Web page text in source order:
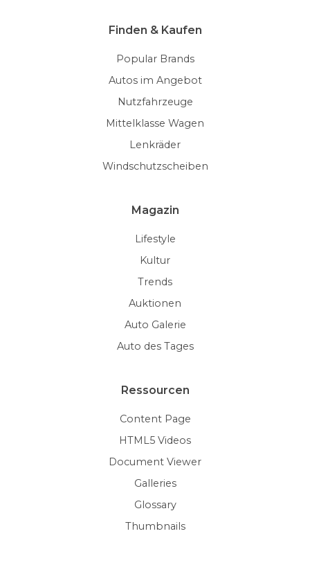
Finden & Kaufen
Popular Brands
Autos im Angebot
Nutzfahrzeuge
Mittelklasse Wagen
Lenkräder
Windschutzscheiben
Magazin
Lifestyle
Kultur
Trends
Auktionen
Auto Galerie
Auto des Tages
Ressourcen
Content Page
HTML5 Videos
Document Viewer
Galleries
Glossary
Thumbnails